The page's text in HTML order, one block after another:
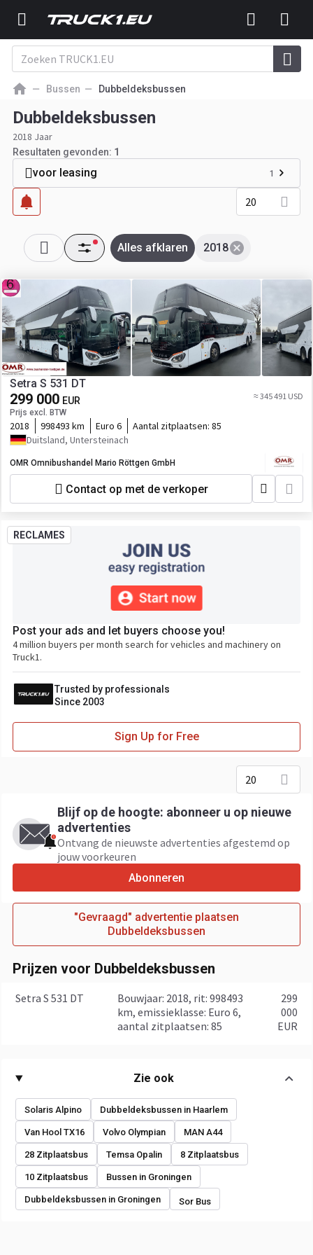
Bussen Dubbeldeksbussen
Dubbeldeksbussen
2018 Jaar
Resultaten gevonden: 1
voor leasing 1
20
2018
Alles afklaren
Setra S 531 DT
299 000 EUR
Prijs excl. BTW
≈ 345 491 USD
2018 998493 km Euro 6 Aantal zitplaatsen: 85
Duitsland, Untersteinach
OMR Omnibushandel Mario Röttgen GmbH
Contact op met de verkoper
RECLAMES
Post your ads and let buyers choose you!
4 million buyers per month search for vehicles and machinery on
Truck1.
Trusted by professionals
Since 2003
Sign Up for Free
20
Blijf op de hoogte: abonneer u op nieuwe
advertenties
Ontvang de nieuwste advertenties afgestemd op
jouw voorkeuren
Abonneren
"Gevraagd" advertentie plaatsen
Dubbeldeksbussen
Prijzen voor Dubbeldeksbussen
Setra S 531 DT
bouwjaar: 2018, rit: 998493
km, emissieklasse: Euro 6,
aantal zitplaatsen: 85
299
000
EUR
Zie ook
Solaris Alpino Dubbeldeksbussen in Haarlem
Van Hool TX16 Volvo Olympian MAN A44
28 Zitplaatsbus Temsa Opalin 8 Zitplaatsbus
10 Zitplaatsbus Bussen in Groningen
Dubbeldeksbussen in Groningen Sor Bus